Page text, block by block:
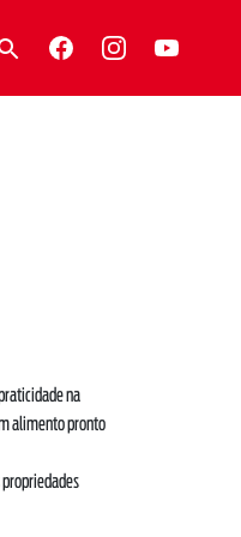
na
alimento pronto